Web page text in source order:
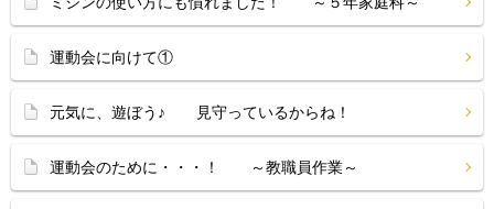
運動会に向けて①
元気に、遊ぼう♪ 見守っているからね！
運動会のために・・・！ ～教職員作業～